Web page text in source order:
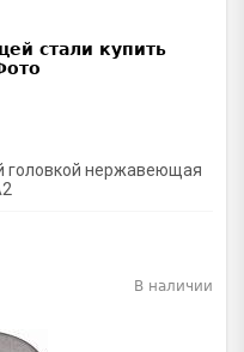
головкой нержавеющая
В наличии